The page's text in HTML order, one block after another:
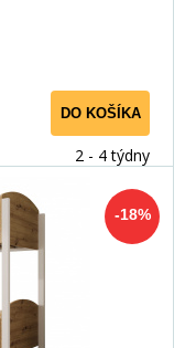
DO KOŠÍKA
2 - 4 týdny
-18%